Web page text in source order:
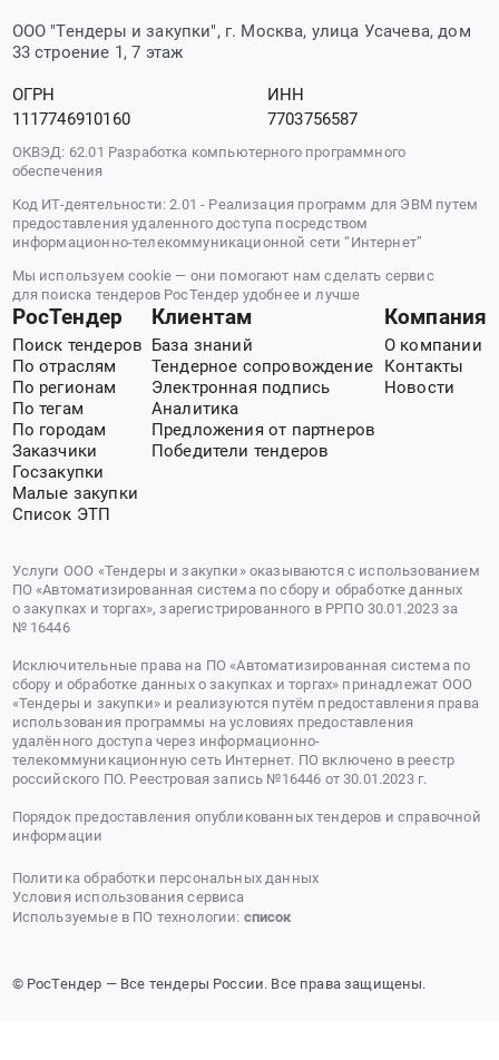
ООО "Тендеры и закупки", г. Москва, улица Усачева, дом
33 строение 1, 7 этаж
ОГРН
1117746910160
ИНН
7703756587
ОКВЭД: 62.01 Разработка компьютерного программного
обеспечения
Код ИТ-деятельности: 2.01 - Реализация программ для ЭВМ путем
предоставления удаленного доступа посредством
информационно-телекоммуникационной сети “Интернет”
Мы используем cookie — они помогают нам сделать сервис
для поиска тендеров РосТендер удобнее и лучше
РосТендер
Поиск тендеров
По отраслям
По регионам
По тегам
По городам
Заказчики
Госзакупки
Малые закупки
Список ЭТП
Клиентам
База знаний
Тендерное сопровождение
Электронная подпись
Аналитика
Предложения от партнеров
Победители тендеров
Компания
О компании
Контакты
Новости
Услуги ООО «Тендеры и закупки» оказываются с использованием
ПО «Автоматизированная система по сбору и обработке данных
о закупках и торгах», зарегистрированного в РРПО 30.01.2023 за
№ 16446
Исключительные права на ПО «Автоматизированная система по
сбору и обработке данных о закупках и торгах» принадлежат ООО
«Тендеры и закупки» и реализуются путём предоставления права
использования программы на условиях предоставления
удалённого доступа через информационно-
телекоммуникационную сеть Интернет. ПО включено в реестр
российского ПО. Реестровая запись №16446 от 30.01.2023 г.
Порядок предоставления опубликованных тендеров и справочной
информации
Политика обработки персональных данных
Условия использования сервиса
Используемые в ПО технологии: список
© РосТендер — Все тендеры России. Все права защищены.